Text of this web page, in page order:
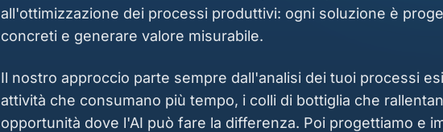
all'ottimizzazione dei processi produttivi: ogni soluzione è
concreti e generare valore misurabile.
Il nostro approccio parte sempre dall'analisi dei tuoi processi
attività che consumano più tempo, i colli di bottiglia che
opportunità dove l'AI può fare la differenza. Poi progettiamo e